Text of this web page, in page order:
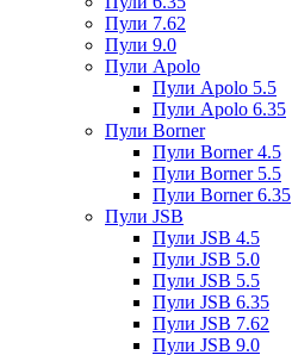
Пули 7.62
Пули 9.0
Пули Apolo
Пули Apolo 5.5
Пули Apolo 6.35
Пули Borner
Пули Borner 4.5
Пули Borner 5.5
Пули Borner 6.35
Пули JSB
Пули JSB 4.5
Пули JSB 5.0
Пули JSB 5.5
Пули JSB 6.35
Пули JSB 7.62
Пули JSB 9.0